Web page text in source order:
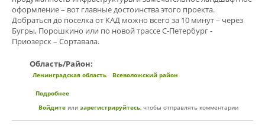
оформление – вот главные достоинства этого проекта.
Добраться до поселка от КАД можно всего за 10 минут – через
Бугры, Порошкино или по новой трассе С-Петербург -
Приозерск – Сортавала.
Область/Район:
Ленинградская область Всеволожский район
Подробнее
Войдите или зарегистрируйтесь, чтобы отправлять комментарии